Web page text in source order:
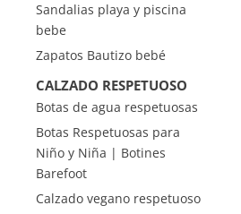
Sandalias playa y piscina
bebe
Zapatos Bautizo bebé
CALZADO RESPETUOSO
Botas de agua respetuosas
Botas Respetuosas para
Niño y Niña | Botines
Barefoot
Calzado vegano respetuoso